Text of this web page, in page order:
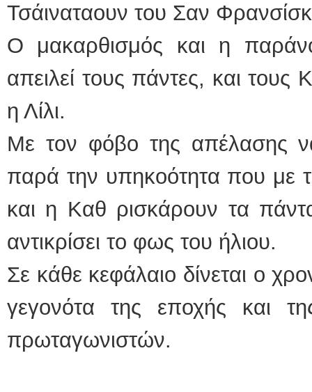
Τσάιναταουν του Σαν
Ο μακαρθισμός και η
απειλεί τους πάντες, και τους
η Λίλι.
Με τον φόβο της απέλασης
παρά την υπηκοότητα που με
και η Καθ ρισκάρουν τα
αντικρίσει το φως του ήλιου.
Σε κάθε κεφάλαιο δίνεται ο
γεγονότα της εποχής και
πρωταγωνιστών.